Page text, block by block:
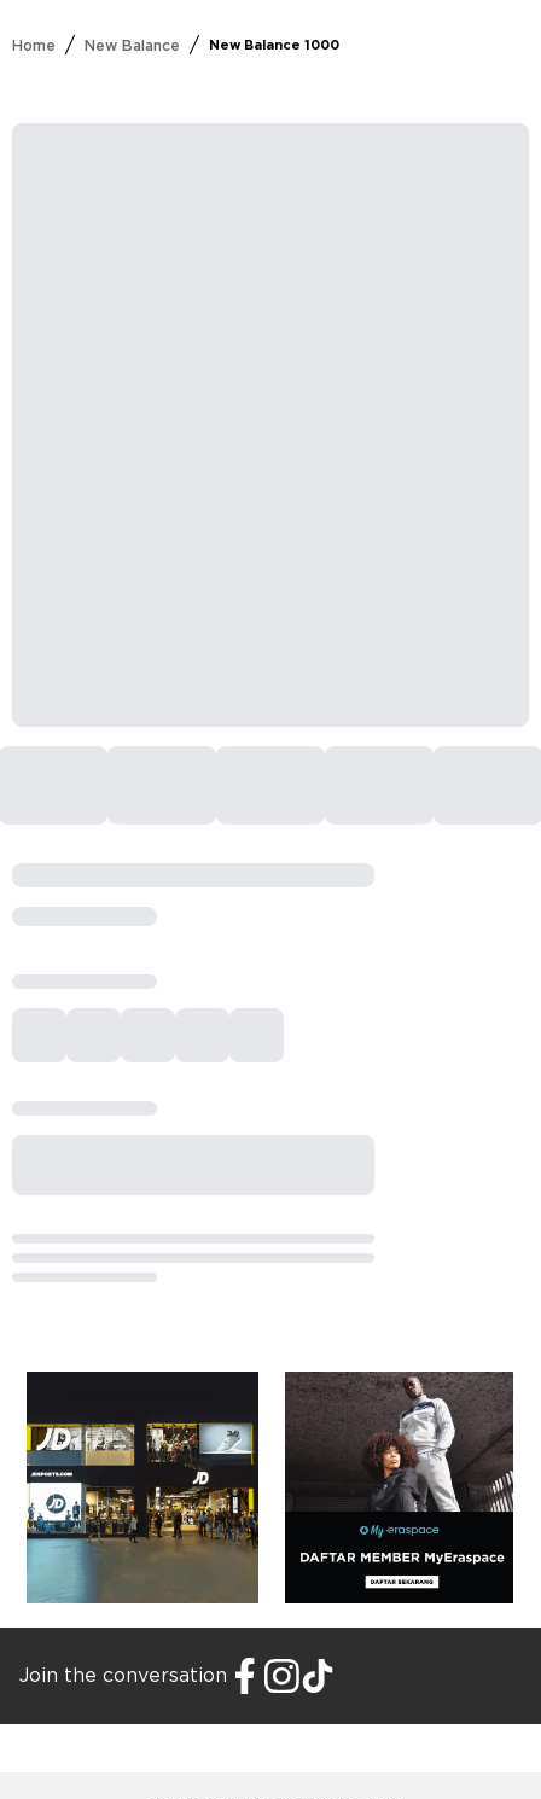
Home / New Balance / New Balance 1000
Join the conversation